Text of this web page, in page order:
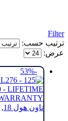
Filter
ترتيب حسب:
عرض:
-53%
تاون هول 18 ,